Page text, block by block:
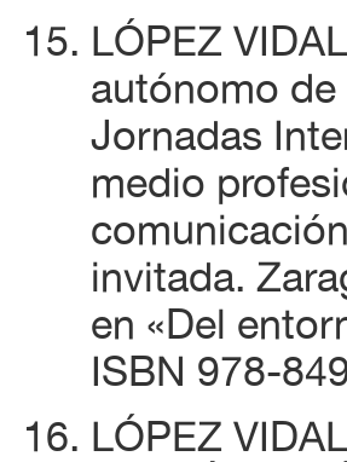
LÓPEZ
autónomo
Jornadas
medio
invitada.
en «Del
ISBN 978-
LÓPEZ